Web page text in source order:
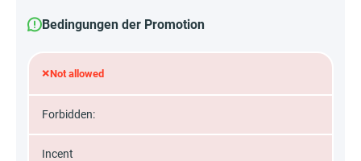
Bedingungen der Promotion
×Not allowed
Forbidden:
Incent